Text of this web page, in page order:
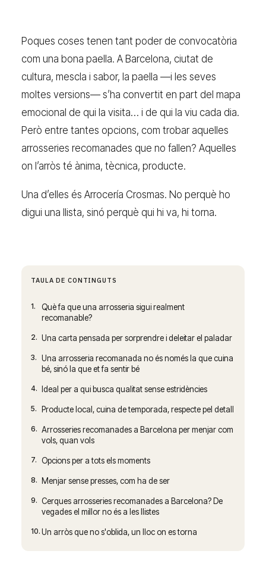
Poques coses tenen tant poder de convocatòria
com una bona paella. A Barcelona, ciutat de
cultura, mescla i sabor, la paella —i les seves
moltes versions— s’ha convertit en part del mapa
emocional de qui la visita… i de qui la viu cada dia.
Però entre tantes opcions, com trobar aquelles
arrosseries recomanades que no fallen? Aquelles
on l’arròs té ànima, tècnica, producte.
Una d’elles és Arrocería Crosmas. No perquè ho
digui una llista, sinó perquè qui hi va, hi torna.
TAULA DE CONTINGUTS
1.
Què fa que una arrosseria sigui realment
recomanable?
2. Una carta pensada per sorprendre i deleitar el paladar
3. Una arrosseria recomanada no és només la que cuina
bé, sinó la que et fa sentir bé
4. Ideal per a qui busca qualitat sense estridències
5. Producte local, cuina de temporada, respecte pel detall
6. Arrosseries recomanades a Barcelona per menjar com
vols, quan vols
7. Opcions per a tots els moments
8. Menjar sense presses, com ha de ser
9. Cerques arrosseries recomanades a Barcelona? De
vegades el millor no és a les llistes
10. Un arròs que no s'oblida, un lloc on es torna